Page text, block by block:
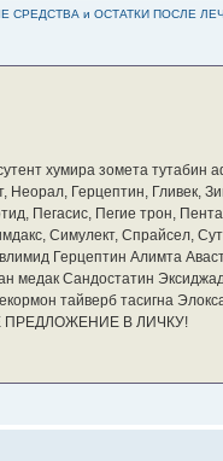
и ОСТАТКИ ПОСЛЕ
хумира зомета
Неорал, Герцептин, Гливек,
Пегасис, Пегие трон,
Симулект, Спрайсел,
Герцептин Алимта
медак Сандостатин
тайверб тасигна
ПРЕДЛОЖЕНИЕ В ЛИЧКУ!